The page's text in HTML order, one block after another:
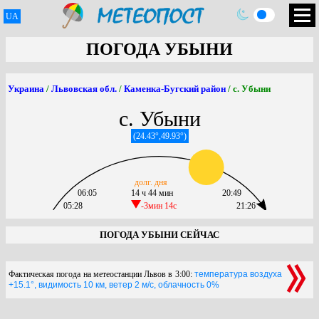
UA
ПОГОДА УБЫНИ
Украина / Львовская обл. / Каменка-Бугский район / с. Убыни
с. Убыни
(24.43°,49.93°)
05:28
06:05
14 ч 44 мин
-3мин 14c
долг. дня
21:26
20:49
ПОГОДА УБЫНИ СЕЙЧАС
Фактическая погода на метеостанции Львов в 3:00: температура воздуха
+15.1°, видимость 10 км, ветер 2 м/с, облачность 0%